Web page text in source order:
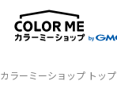
カラーミーショップ トップ